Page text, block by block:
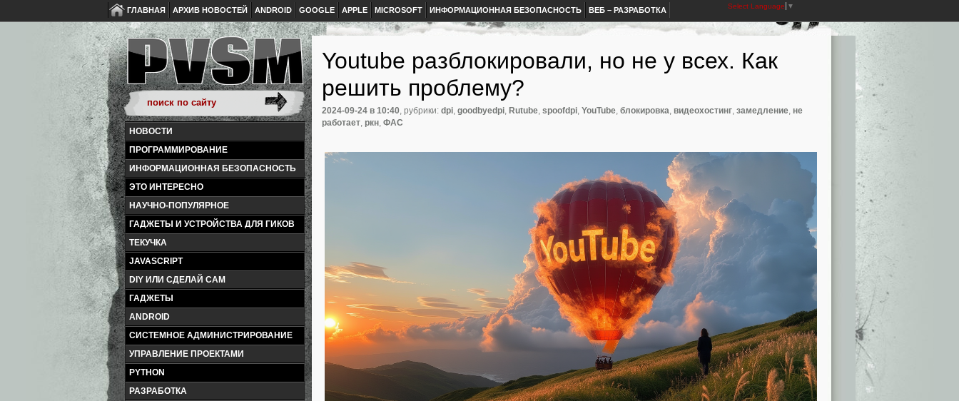
ГЛАВНАЯ АРХИВ НОВОСТЕЙ ANDROID GOOGLE APPLE MICROSOFT ИНФОРМАЦИОННАЯ БЕЗОПАСНОСТЬ ВЕБ – РАЗРАБОТКА Select Language ▼
НОВОСТИ
ПРОГРАММИРОВАНИЕ
ИНФОРМАЦИОННАЯ БЕЗОПАСНОСТЬ
ЭТО ИНТЕРЕСНО
НАУЧНО-ПОПУЛЯРНОЕ
ГАДЖЕТЫ И УСТРОЙСТВА ДЛЯ ГИКОВ
ТЕКУЧКА
JAVASCRIPT
DIY ИЛИ СДЕЛАЙ САМ
ГАДЖЕТЫ
ANDROID
СИСТЕМНОЕ АДМИНИСТРИРОВАНИЕ
УПРАВЛЕНИЕ ПРОЕКТАМИ
PYTHON
РАЗРАБОТКА
Youtube разблокировали, но не у всех. Как
решить проблему?
2024-09-24 в 10:40, рубрики: dpi, goodbyedpi, Rutube, spoofdpi, YouTube, блокировка, видеохостинг, замедление, не
работает, ркн, ФАС